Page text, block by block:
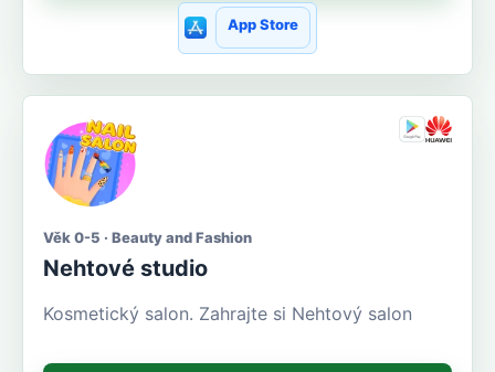
App Store
Věk 0-5 · Beauty and Fashion
Nehtové studio
Kosmetický salon. Zahrajte si Nehtový salon